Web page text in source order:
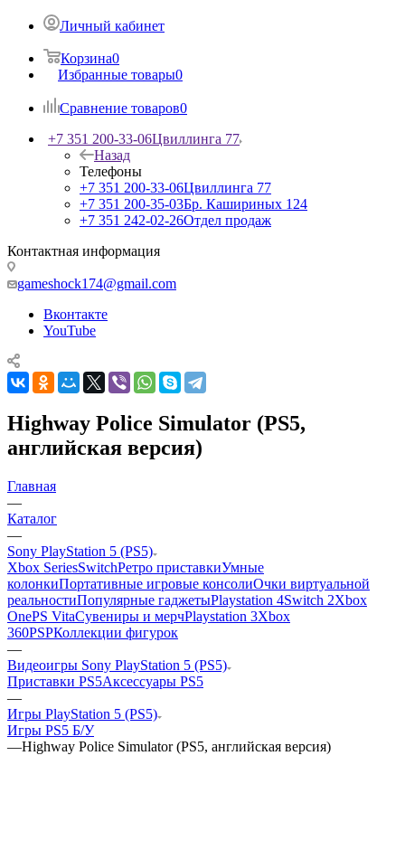
Личный кабинет
Корзина0
Избранные товары0
Сравнение товаров0
+7 351 200-33-06Цвиллинга 77
Назад
Телефоны
+7 351 200-33-06Цвиллинга 77
+7 351 200-35-03Бр. Кашириных 124
+7 351 242-02-26Отдел продаж
Контактная информация
gameshock174@gmail.com
Вконтакте
YouTube
Highway Police Simulator (PS5,
английская версия)
Главная
—
Каталог
—
Sony PlayStation 5 (PS5)
Xbox SeriesSwitchРетро приставкиУмные
колонкиПортативные игровые консолиОчки виртуальной
реальностиПопулярные гаджетыPlaystation 4Switch 2Xbox
OnePS VitaСувениры и мерчPlaystation 3Xbox
360PSPКоллекции фигурок
—
Видеоигры Sony PlayStation 5 (PS5)
Приставки PS5Аксессуары PS5
—
Игры PlayStation 5 (PS5)
Игры PS5 Б/У
—Highway Police Simulator (PS5, английская версия)